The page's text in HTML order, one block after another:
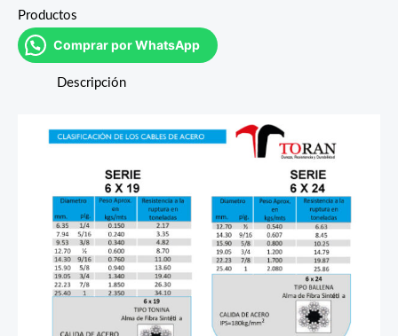
Productos
Comprar por WhatsApp
Descripción